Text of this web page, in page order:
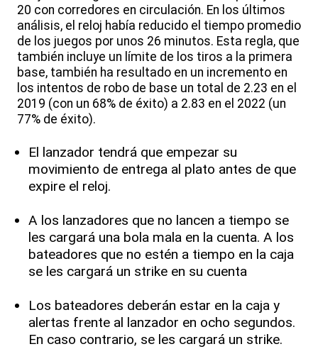
20 con corredores en circulación. En los últimos
análisis, el reloj había reducido el tiempo promedio
de los juegos por unos 26 minutos. Esta regla, que
también incluye un límite de los tiros a la primera
base, también ha resultado en un incremento en
los intentos de robo de base un total de 2.23 en el
2019 (con un 68% de éxito) a 2.83 en el 2022 (un
77% de éxito).
El lanzador tendrá que empezar su
movimiento de entrega al plato antes de que
expire el reloj.
A los lanzadores que no lancen a tiempo se
les cargará una bola mala en la cuenta. A los
bateadores que no estén a tiempo en la caja
se les cargará un strike en su cuenta
Los bateadores deberán estar en la caja y
alertas frente al lanzador en ocho segundos.
En caso contrario, se les cargará un strike.